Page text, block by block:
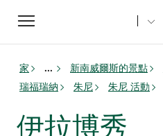
Toggle
navigation
家 ... 新南威爾斯的景點
瑞福瑞納
朱尼 朱尼 活動
伊拉博秀